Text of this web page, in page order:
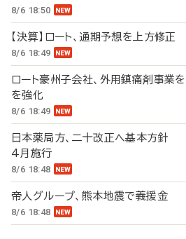
8/6 18:50
【決算】ロート、通期予想を上方修
8/6 18:49
ロート豪州子会社、外用鎮痛剤事
を強化
8/6 18:49
日本薬局方、二十改正へ基本方針
4月施行
8/6 18:48
帝人グループ、熊本地震で義援金
8/6 18:48